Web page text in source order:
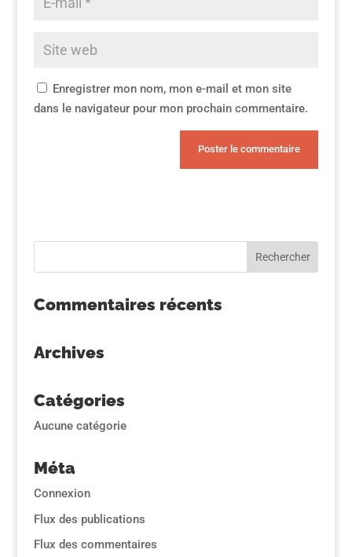
Enregistrer mon nom, mon e-mail et mon site
dans le navigateur pour mon prochain commentaire.
Commentaires récents
Archives
Catégories
Aucune catégorie
Méta
Connexion
Flux des publications
Flux des commentaires